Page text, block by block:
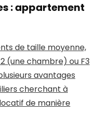
: appartement
de taille moyenne,
(une chambre) ou F3
avantages
cherchant à
de manière